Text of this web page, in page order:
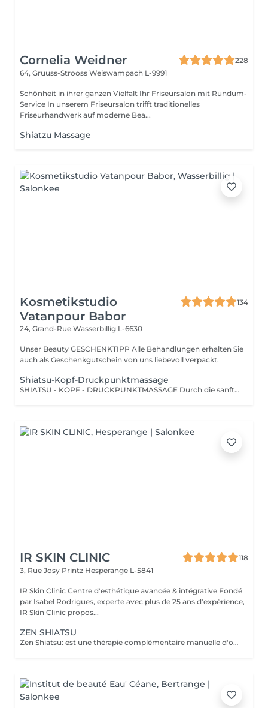
Cornelia Weidner
228
64, Gruuss-Strooss Weiswampach L-9991
Schönheit in ihrer ganzen Vielfalt Ihr Friseursalon mit Rundum-
Service In unserem Friseursalon trifft traditionelles
Friseurhandwerk auf moderne Bea...
Shiatzu Massage
Kosmetikstudio
Vatanpour Babor
134
24, Grand-Rue Wasserbillig L-6630
Unser Beauty GESCHENKTIPP Alle Behandlungen erhalten Sie
auch als Geschenkgutschein von uns liebevoll verpackt.
Shiatsu-Kopf-Druckpunktmassage
SHIATSU - KOPF - DRUCKPUNKTMASSAGE Durch die sanfte Stimulation bestimmter Druckpunkte und Energiebahnen werden Blockaden gelöst und der Energiefluss im Körper wiederhergestellt.
IR SKIN CLINIC
118
3, Rue Josy Printz Hesperange L-5841
IR Skin Clinic Centre d'esthétique avancée & intégrative Fondé
par Isabel Rodrigues, experte avec plus de 25 ans d'expérience,
IR Skin Clinic propos...
ZEN SHIATSU
Zen Shiatsu: est une thérapie complémentaire manuelle d'origine japonaise, proche de l'acupuncture mais sans aiguilles. C'est une forme de massage, qui équilibre le yin et le yang et stimule ainsi les forces d'autorégulation naturelles du corps. Elle se base sur les méridiens connus dans la Médecine Traditionnelle Chinoise (MTC).